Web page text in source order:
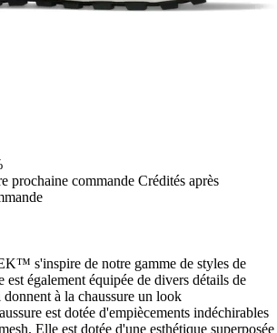
prochaine commande Crédités après
s'inspire de notre gamme de styles de
est également équipée de divers détails de
à la chaussure un look
est dotée d'empiècements indéchirables
Elle est dotée d'une esthétique superposée